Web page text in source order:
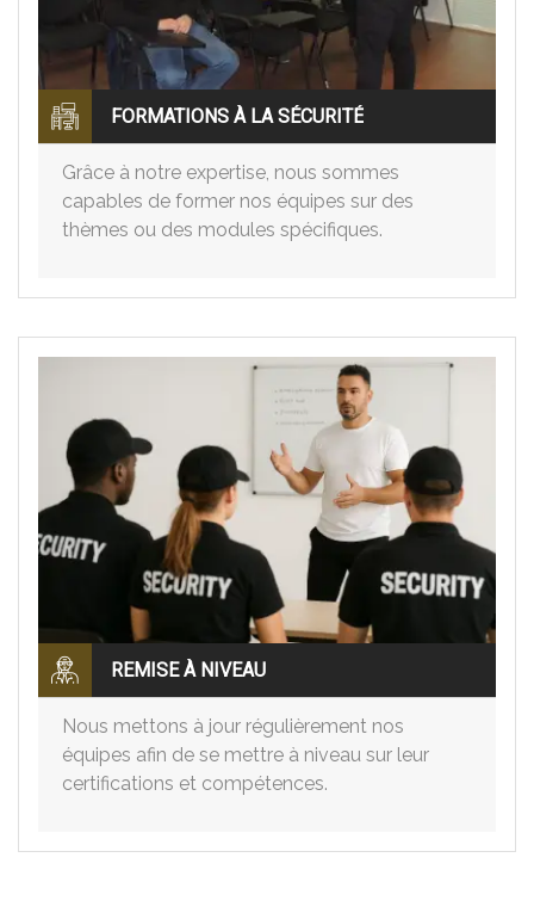
FORMATIONS À LA SÉCURITÉ
Grâce à notre expertise, nous sommes
capables de former nos équipes sur des
thèmes ou des modules spécifiques.
REMISE À NIVEAU
Nous mettons à jour régulièrement nos
équipes afin de se mettre à niveau sur leur
certifications et compétences.